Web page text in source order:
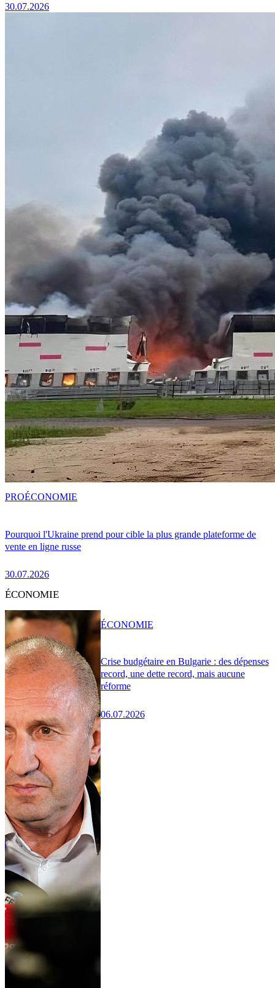
30.07.2026
Pourquoi l'Ukraine prend pour cible la plus grande plateforme de
vente en ligne russe
30.07.2026
PROÉCONOMIE
ÉCONOMIE
Crise budgétaire en Bulgarie : des dépenses
record, une dette record, mais aucune
réforme
06.07.2026
ÉCONOMIE